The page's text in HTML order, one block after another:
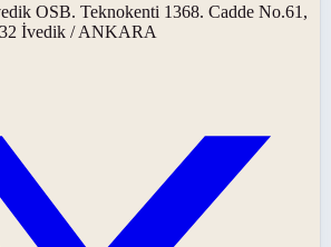
OSB. Teknokenti 1368. Cadde No.61,
İvedik / ANKARA